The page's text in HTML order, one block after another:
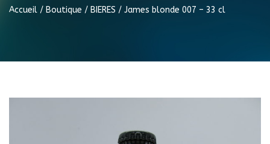
Accueil / Boutique / BIERES / James blonde 007 – 33 cl